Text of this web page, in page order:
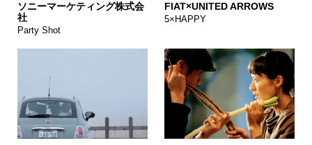
ソニーマーケティング株式会
社
Party Shot
FIAT×UNITED ARROWS
5×HAPPY